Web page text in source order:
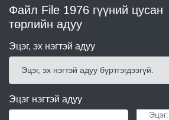
Файл File 1976 гүүний цусан
төрлийн адуу
Эцэг, эх нэгтэй адуу
Эцэг, эх нэгтэй адуу бүртгэгдээгүй.
Эцэг нэгтэй адуу
Эцэг: